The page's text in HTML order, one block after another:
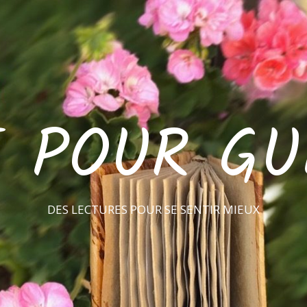
DES LECTURES POUR SE SENTIR MIEUX